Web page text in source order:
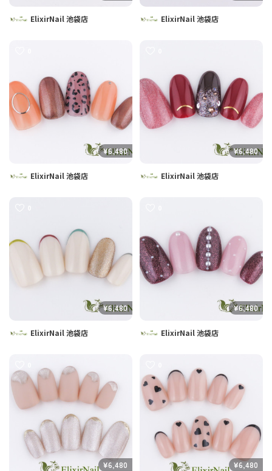
ElixirNail 池袋店 ElixirNail 池袋店
¥6,480
ElixirNail 池袋店
¥6,480
ElixirNail 池袋店
¥6,480
ElixirNail 池袋店
¥6,480
ElixirNail 池袋店
¥6,480 ¥6,480